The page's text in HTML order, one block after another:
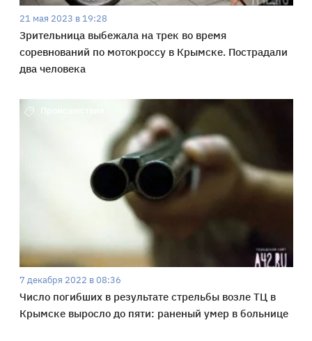
21 мая 2023 в 19:28
Зрительница выбежала на трек во время
соревнований по мотокроссу в Крымске. Пострадали
два человека
Происшествия
7 декабря 2022 в 08:36
Число погибших в результате стрельбы возле ТЦ в
Крымске выросло до пяти: раненый умер в больнице